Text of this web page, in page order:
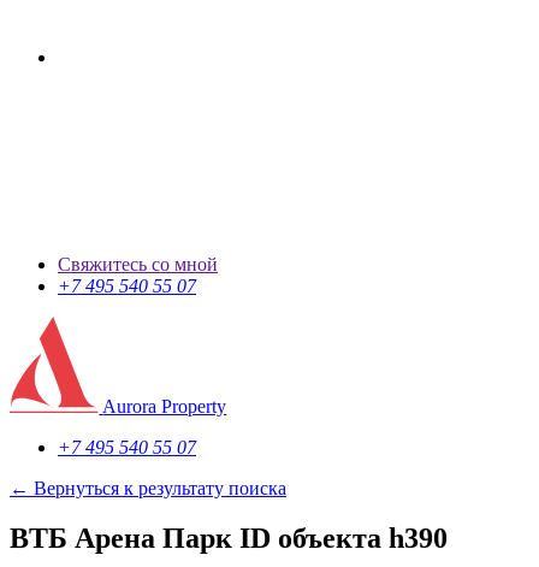
Свяжитесь со мной
+7 495 540 55 07
Aurora Property
+7 495 540 55 07
← Вернуться к результату поиска
ВТБ Арена Парк ID объекта h390